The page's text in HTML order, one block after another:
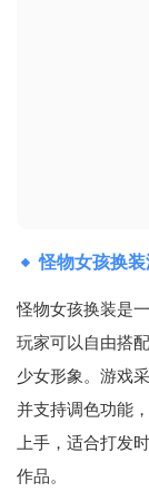
怪物女孩换
怪物女孩换装是
玩家可以自由搭
少女形象‌。游戏
并支持调色功能
上手，适合打发
作品‌。